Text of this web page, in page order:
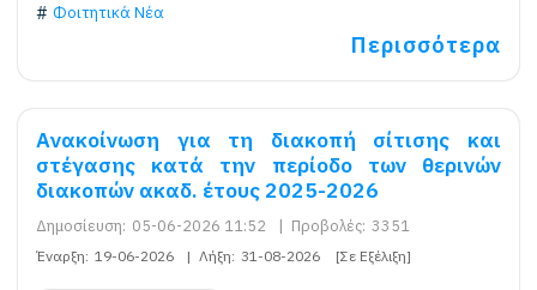
Φοιτητικά Νέα
Περισσότερα
Ανακοίνωση για τη διακοπή σίτισης και
στέγασης κατά την περίοδο των θερινών
διακοπών ακαδ. έτους 2025-2026
Δημοσίευση: 05-06-2026 11:52 | Προβολές: 3351
Έναρξη: 19-06-2026 | Λήξη: 31-08-2026 [Σε Εξέλιξη]